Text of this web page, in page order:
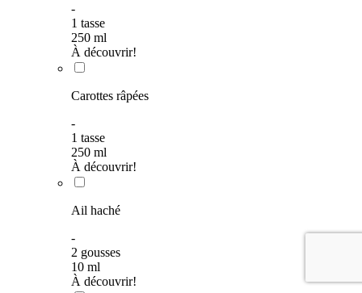
-
1 tasse
250 ml
À découvrir!
Carottes râpées
-
1 tasse
250 ml
À découvrir!
Ail haché
-
2 gousses
10 ml
À découvrir!